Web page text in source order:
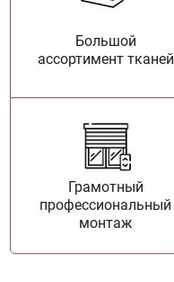
Большой
ассортимент тканей
Грамотный
профессиональный
монтаж